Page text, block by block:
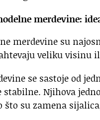
merdevine:
merdevine su
veliku visinu
se sastoje od
stabilne. Njihova
što su zamena